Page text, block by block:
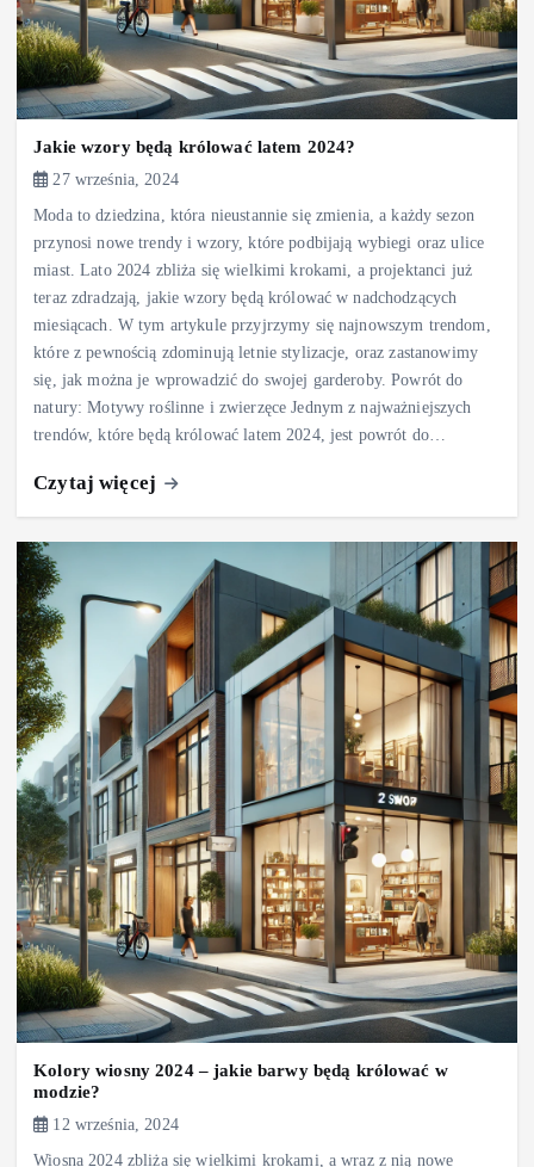
Jakie wzory będą królować latem 2024?
27 września, 2024
Moda to dziedzina, która nieustannie się zmienia, a każdy sezon
przynosi nowe trendy i wzory, które podbijają wybiegi oraz ulice
miast. Lato 2024 zbliża się wielkimi krokami, a projektanci już
teraz zdradzają, jakie wzory będą królować w nadchodzących
miesiącach. W tym artykule przyjrzymy się najnowszym trendom,
które z pewnością zdominują letnie stylizacje, oraz zastanowimy
się, jak można je wprowadzić do swojej garderoby. Powrót do
natury: Motywy roślinne i zwierzęce Jednym z najważniejszych
trendów, które będą królować latem 2024, jest powrót do…
Czytaj więcej
Kolory wiosny 2024 – jakie barwy będą królować w
modzie?
12 września, 2024
Wiosna 2024 zbliża się wielkimi krokami, a wraz z nią nowe